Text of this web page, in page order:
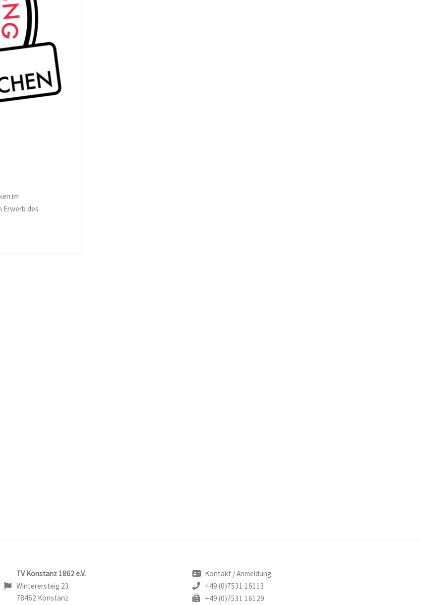
im
Erwerb des
TV Konstanz 1862 e.V.
Winterersteig 23
78462 Konstanz
Kontakt /Anmeldung
+49 (0)7531 16113
+49 (0)7531 16129